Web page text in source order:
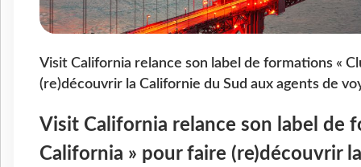
Visit California relance son label de formations «
(re)découvrir la Californie du Sud aux agents de
Visit California relance son label de
California » pour faire (re)découvrir